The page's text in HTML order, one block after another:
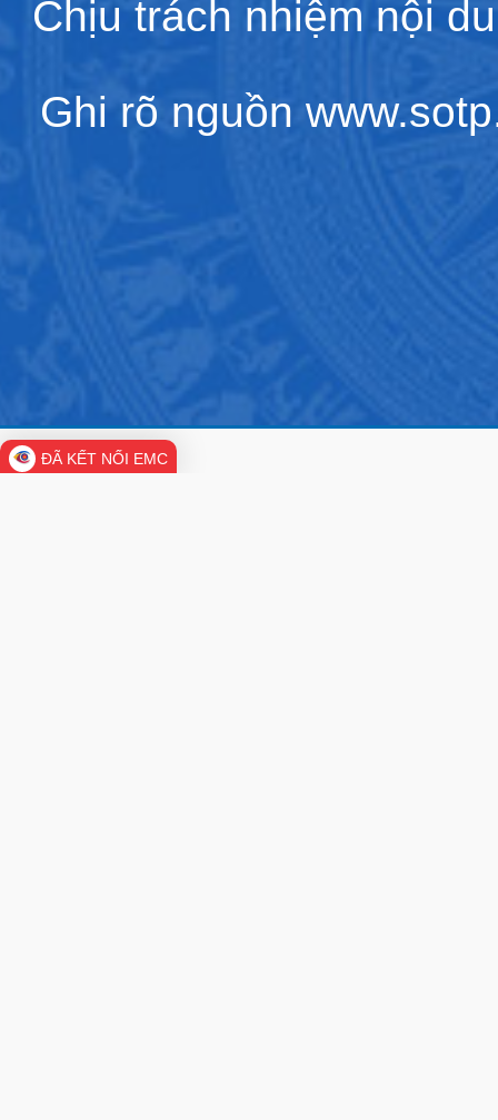
Chịu trách nhiệm nội
Ghi rõ nguồn
ĐÃ KẾT NỐI EMC